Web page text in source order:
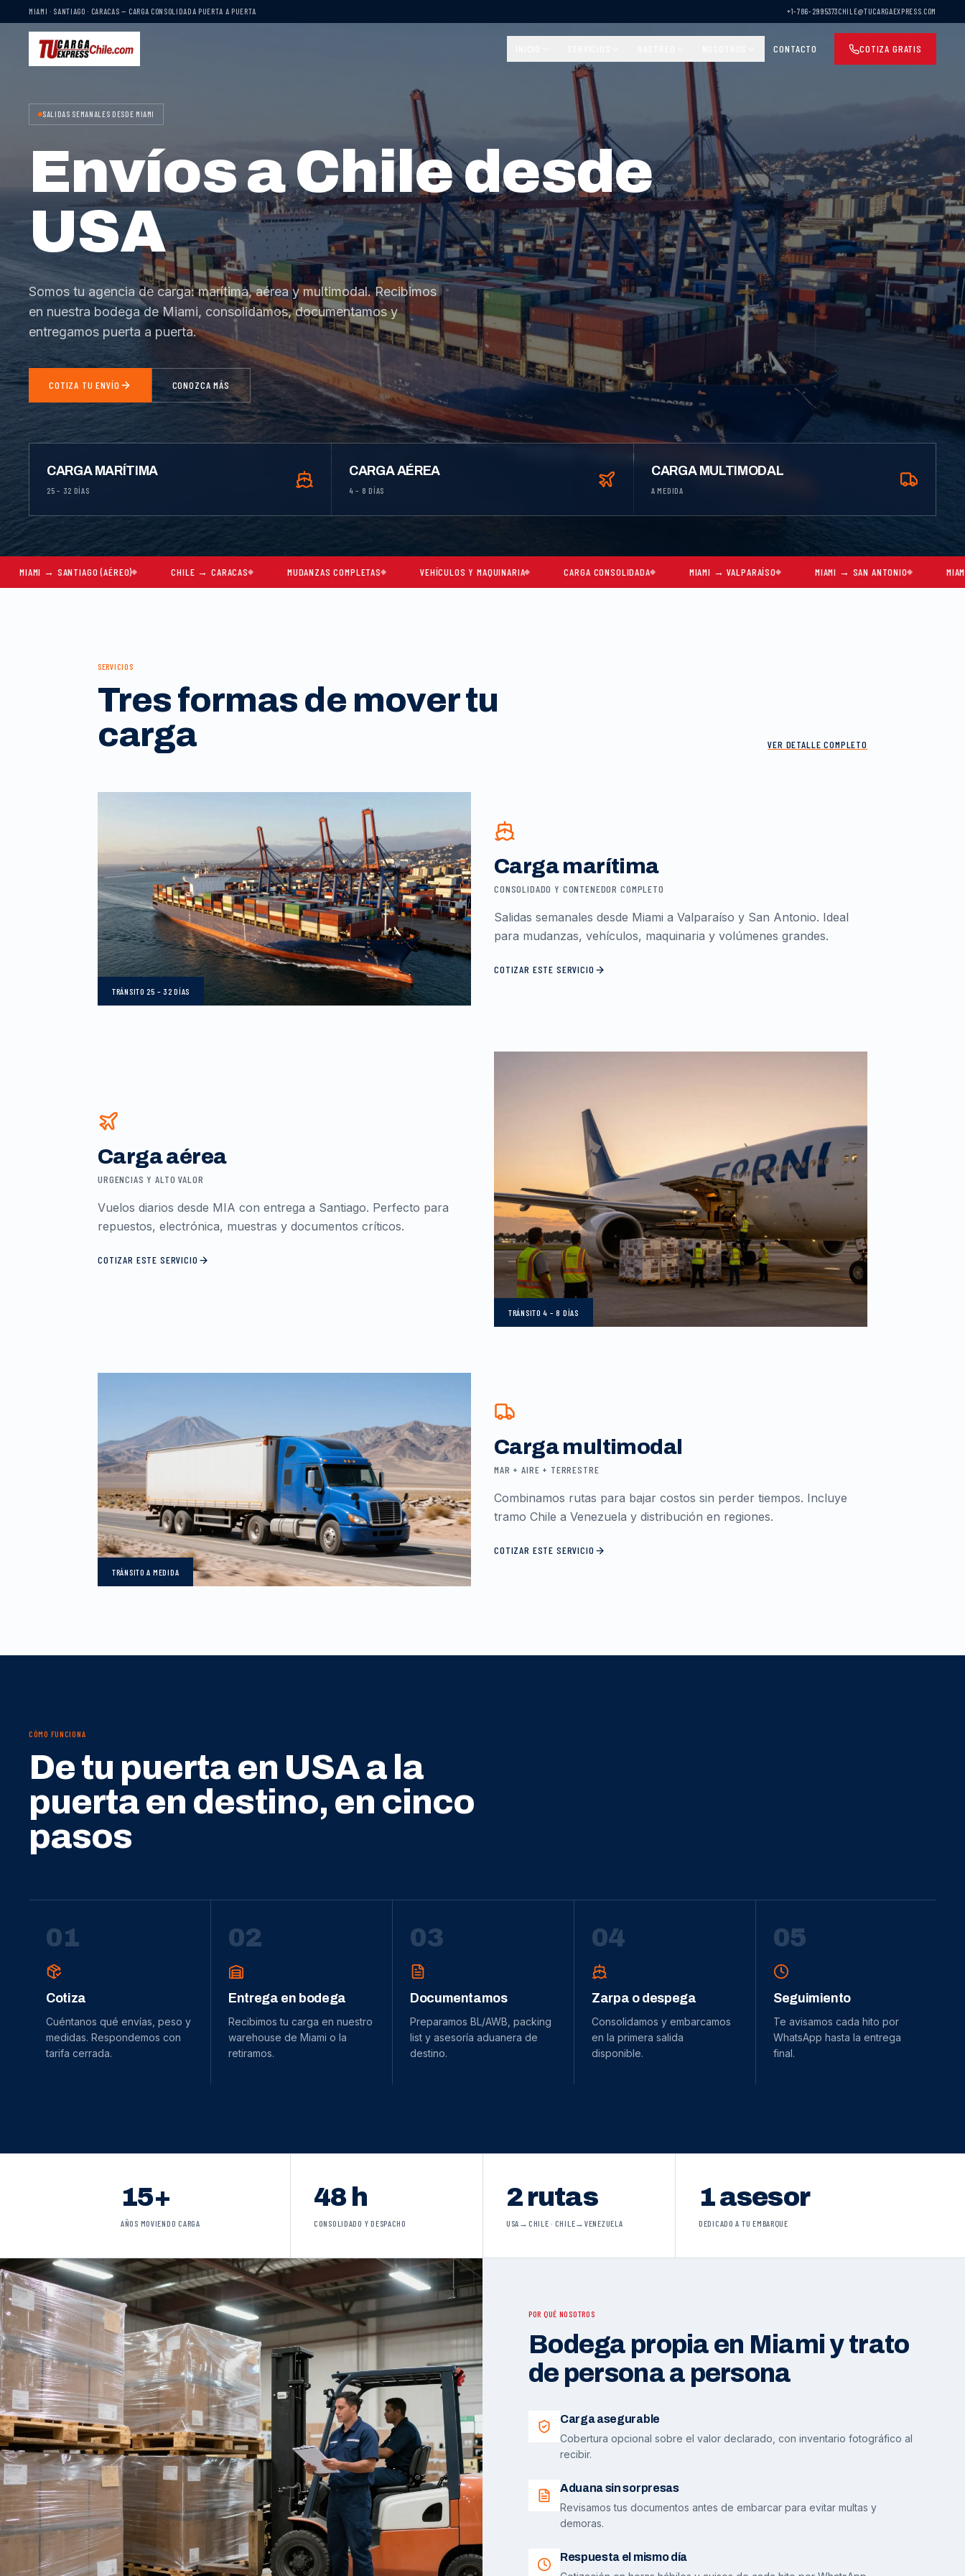
MIAMI · SANTIAGO · CARACAS — CARGA CONSOLIDADA PUERTA A PUERTA +1-786-2995373CHILE@TUCARGAEXPRESS.COM
CONTACTO COTIZA GRATIS
SALIDAS SEMANALES DESDE MIAMI
Envíos a Chile desde
USA
Somos tu agencia de carga: marítima, aérea y multimodal. Recibimos
en nuestra bodega de Miami, consolidamos, documentamos y
entregamos puerta a puerta.
COTIZA TU ENVÍO CONOZCA MÁS
CARGA MARÍTIMA
25 – 32 DÍAS
CARGA AÉREA
4 – 8 DÍAS
CARGA MULTIMODAL
A MEDIDA
(AÉREO) CHILE → CARACAS MUDANZAS COMPLETAS VEHÍCULOS Y MAQUINARIA CARGA CONSOLIDADA MIAMI → VALPARAÍSO MIAMI → SAN ANTONIO MIAMI → SANTIAGO
SERVICIOS
Tres formas de mover tu
carga
VER DETALLE COMPLETO
TRÁNSITO 25 – 32 DÍAS
Carga marítima
CONSOLIDADO Y CONTENEDOR COMPLETO
Salidas semanales desde Miami a Valparaíso y San Antonio. Ideal
para mudanzas, vehículos, maquinaria y volúmenes grandes.
COTIZAR ESTE SERVICIO
TRÁNSITO4 – 8 DÍAS
Carga aérea
URGENCIAS Y ALTO VALOR
Vuelos diarios desde MIA con entrega a Santiago. Perfecto para
repuestos, electrónica, muestras y documentos críticos.
COTIZAR ESTE SERVICIO
TRÁNSITOA MEDIDA
Carga multimodal
MAR + AIRE + TERRESTRE
Combinamos rutas para bajar costos sin perder tiempos. Incluye
tramo Chile a Venezuela y distribución en regiones.
COTIZAR ESTE SERVICIO
CÓMO FUNCIONA
De tu puerta en USA a la
puerta en destino, en cinco
pasos
01
Cotiza
Cuéntanos qué envías, peso y
medidas. Respondemos con
tarifa cerrada.
02
Entrega en bodega
Recibimos tu carga en nuestro
warehouse de Miami o la
retiramos.
03
Documentamos
Preparamos BL/AWB, packing
list y asesoría aduanera de
destino.
04
Zarpa o despega
Consolidamos y embarcamos
en la primera salida
disponible.
05
Seguimiento
Te avisamos cada hito por
WhatsApp hasta la entrega
final.
15+
AÑOS MOVIENDO CARGA
48 h
CONSOLIDADO Y DESPACHO
2 rutas
USA→CHILE · CHILE→VENEZUELA
1 asesor
DEDICADO A TU EMBARQUE
POR QUÉ NOSOTROS
Bodega propia en Miami y trato
de persona a persona
Carga asegurable
Cobertura opcional sobre el valor declarado, con inventario fotográfico al
recibir.
Aduana sin sorpresas
Revisamos tus documentos antes de embarcar para evitar multas y
demoras.
Respuesta el mismo día